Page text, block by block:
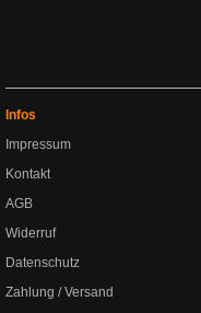
Infos
Impressum
Kontakt
AGB
Widerruf
Datenschutz
Zahlung / Versand